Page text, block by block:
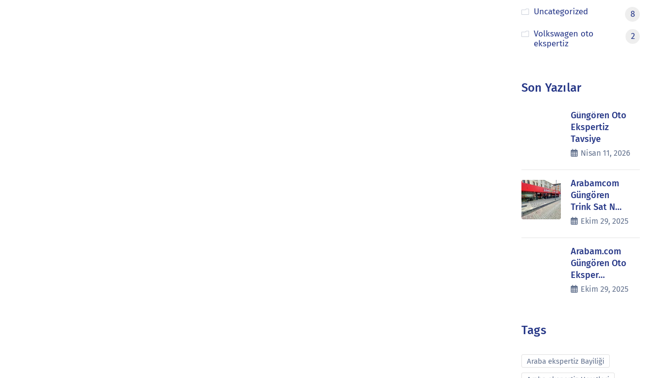
Uncategorized
8
Volkswagen oto
ekspertiz
2
Son Yazılar
Güngören Oto
Ekspertiz
Tavsiye
Nisan 11, 2026
Arabamcom
Güngören
Trink Sat N…
Ekim 29, 2025
Arabam.com
Güngören Oto
Eksper…
Ekim 29, 2025
Tags
Araba ekspertiz Bayiliği